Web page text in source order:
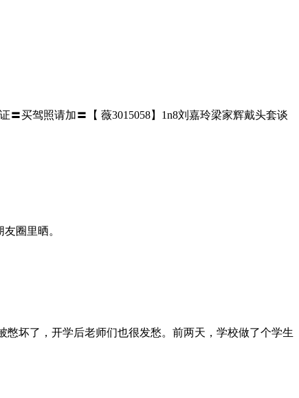
买驾照请加〓【 薇3015058】1n8刘嘉玲梁家辉戴头套谈
圈里晒。
坏了，开学后老师们也很发愁。前两天，学校做了个学生